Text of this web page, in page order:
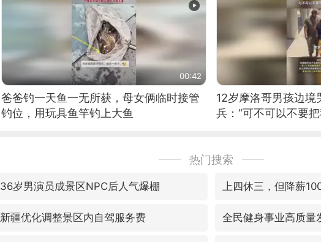
00:42
爸爸钓一天鱼一无所获，母女俩临时接管
钓位，用玩具鱼竿钓上大鱼
12岁摩洛哥男孩边境
兵：“可不可以不要
热门搜索
36岁男演员成景区NPC后人气爆棚 上四休三，但降薪
新疆优化调整景区内自驾服务费 全民健身事业高质量